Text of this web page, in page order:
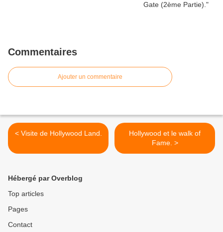
Commentaires
Ajouter un commentaire
< Visite de Hollywood Land.
Hollywood et le walk of
Fame. >
Hébergé par Overblog
Top articles
Pages
Contact